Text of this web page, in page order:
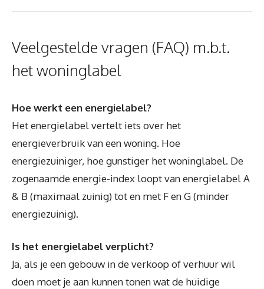
Veelgestelde vragen (FAQ) m.b.t.
het woninglabel
Hoe werkt een energielabel?
Het energielabel vertelt iets over het
energieverbruik van een woning. Hoe
energiezuiniger, hoe gunstiger het woninglabel. De
zogenaamde energie-index loopt van energielabel A
& B (maximaal zuinig) tot en met F en G (minder
energiezuinig).
Is het energielabel verplicht?
Ja, als je een gebouw in de verkoop of verhuur wil
doen moet je aan kunnen tonen wat de huidige